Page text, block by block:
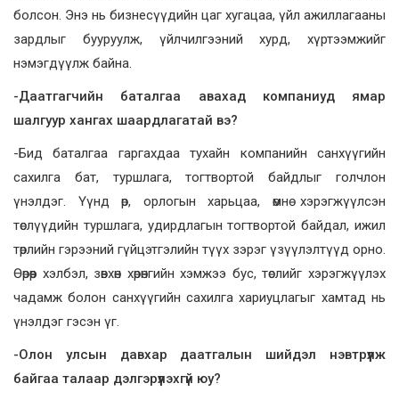
болсон. Энэ нь бизнесүүдийн цаг хугацаа, үйл ажиллагааны
зардлыг бууруулж, үйлчилгээний хурд, хүртээмжийг
нэмэгдүүлж байна.
-Даатгагчийн баталгаа авахад компаниуд ямар
шалгуур хангах шаардлагатай вэ?
-Бид баталгаа гаргахдаа тухайн компанийн санхүүгийн
сахилга бат, туршлага, тогтвортой байдлыг голчлон
үнэлдэг. Үүнд өр, орлогын харьцаа, өмнө хэрэгжүүлсэн
төслүүдийн туршлага, удирдлагын тогтвортой байдал, ижил
төрлийн гэрээний гүйцэтгэлийн түүх зэрэг үзүүлэлтүүд орно.
Өөрөөр хэлбэл, зөвхөн хөрөнгийн хэмжээ бус, төслийг хэрэгжүүлэх
чадамж болон санхүүгийн сахилга хариуцлагыг хамтад нь
үнэлдэг гэсэн үг.
-Олон улсын давхар даатгалын шийдэл нэвтрүүлж
байгаа талаар дэлгэрүүлэхгүй юу?